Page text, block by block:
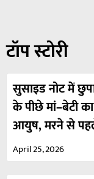
टॉप स्टोरी
सुसाइड नोट में
के पीछे मां–बेटी
आयुष, मरने से
April 25, 2026